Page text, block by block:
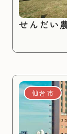
せんだい
仙台市